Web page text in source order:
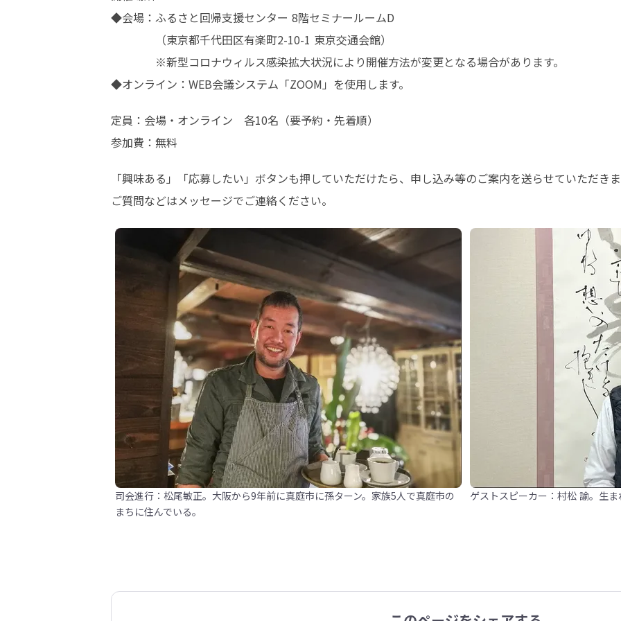
◆会場：ふるさと回帰支援センター 8階セミナールームD
（東京都千代田区有楽町2-10-1 東京交通会館）
※新型コロナウィルス感染拡大状況により開催方法が変更となる場合があります。
◆オンライン：WEB会議システム「ZOOM」を使用します。
定員：会場・オンライン　各10名（要予約・先着順）
参加費：無料
「興味ある」「応募したい」ボタンも押していただけたら、申し込み等のご案内を送らせていただき
ご質問などはメッセージでご連絡ください。
司会進行：松尾敏正。大阪から9年前に真庭市に孫ターン。家族5人で真庭市の
まちに住んでいる。
ゲストスピーカー：村松 諭。生